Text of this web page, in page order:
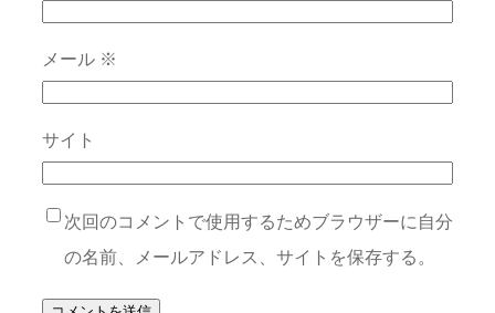
メール ※
サイト
次回のコメントで使用するためブラウザーに自分
の名前、メールアドレス、サイトを保存する。